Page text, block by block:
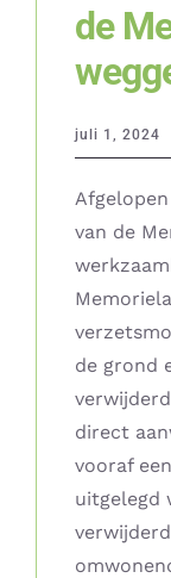
de
juli 1, 2024
van de
de grond
direct
vooraf
uitgelegd